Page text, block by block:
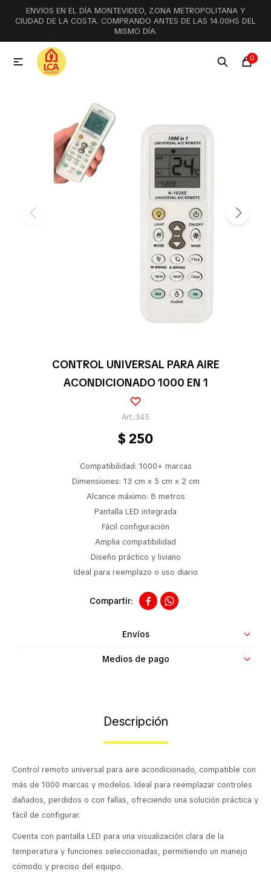
ENVIOS EN EL DÍA MONTEVIDEO, ZONA METROPOLITANA Y
CIUDAD DE LA COSTA. COMPRANDO ANTES DE LAS 14.00HS DEL
MISMO DÍA.
0

CONTROL UNIVERSAL PARA AIRE
ACONDICIONADO 1000 EN 1
345
$ 250
Compatibilidad: 1000+ marcas
Dimensiones: 13 cm x 5 cm x 2 cm
Alcance máximo: 8 metros
Pantalla LED integrada
Fácil configuración
Amplia compatibilidad
Diseño práctico y liviano
Ideal para reemplazo o uso diario
 
Envíos
Medios de pago
Descripción
Control remoto universal para aire acondicionado, compatible con
más de 1000 marcas y modelos. Ideal para reemplazar controles
dañados, perdidos o con fallas, ofreciendo una solución práctica y
fácil de configurar.
Cuenta con pantalla LED para una visualización clara de la
temperatura y funciones seleccionadas, permitiendo un manejo
cómodo y preciso del equipo.
MI CUENTA
Menú
Cocción
Lavadoras y lavavajillas
Limpieza vehícular